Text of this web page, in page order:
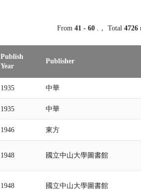
From41 - 60 .， Total4726
Publish
Year
Publisher
1935 中華
1935 中華
1946 東方
1948 國立中山大學圖書館
1948 國立中山大學圖書館